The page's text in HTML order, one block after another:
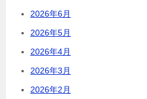
2026年6月
2026年5月
2026年4月
2026年3月
2026年2月